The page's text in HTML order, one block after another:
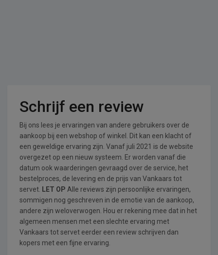
Schrijf een review
Bij ons lees je ervaringen van andere gebruikers over de
aankoop bij een webshop of winkel. Dit kan een klacht of
een geweldige ervaring zijn. Vanaf juli 2021 is de website
overgezet op een nieuw systeem. Er worden vanaf die
datum ook waarderingen gevraagd over de service, het
bestelproces, de levering en de prijs van Vankaars tot
servet. LET OP Alle reviews zijn persoonlijke ervaringen,
sommigen nog geschreven in de emotie van de aankoop,
andere zijn weloverwogen. Hou er rekening mee dat in het
algemeen mensen met een slechte ervaring met
Vankaars tot servet eerder een review schrijven dan
kopers met een fijne ervaring.